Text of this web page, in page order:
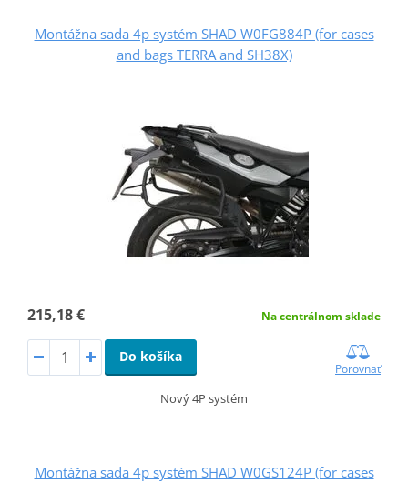
Montážna sada 4p systém SHAD W0FG884P (for cases
and bags TERRA and SH38X)
215,18 € Na centrálnom sklade
Do košíka
Porovnať
Nový 4P systém
Montážna sada 4p systém SHAD W0GS124P (for cases